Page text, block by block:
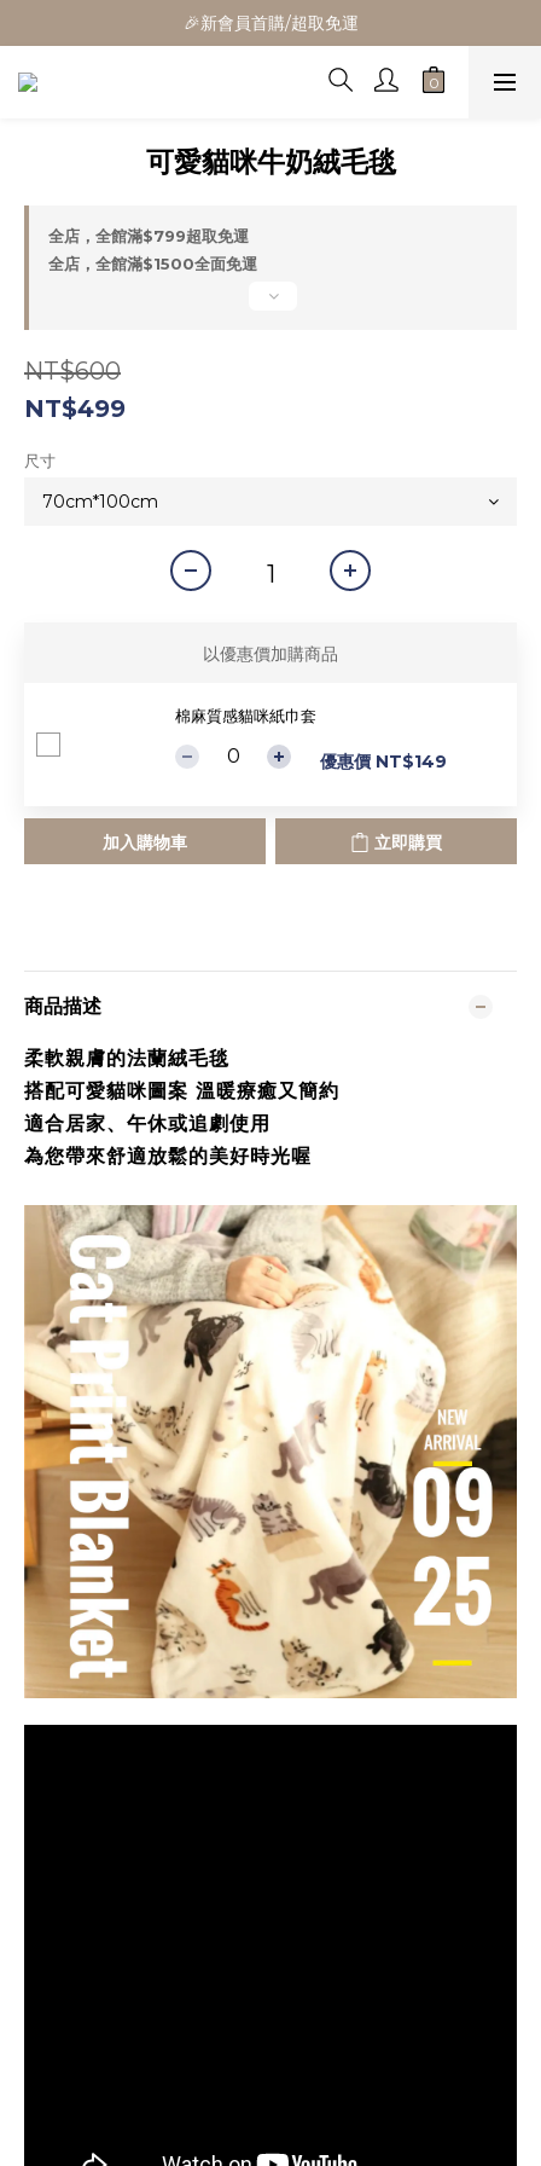
🎁全館消費滿1300立折100
🎉新會員首購/超取免運
🚛全館滿$799超取免運  $1500宅配免運
可愛貓咪牛奶絨毛毯
全店，全館滿$799超取免運
全店，全館滿$1500全面免運
NT$600
NT$499
尺寸
以優惠價加購商品
棉麻質感貓咪紙巾套
優惠價 NT$149
加入購物車 立即購買
商品描述
柔軟親膚的法蘭絨毛毯
搭配可愛貓咪圖案 溫暖療癒又簡約
適合居家、午休或追劇使用
為您帶來舒適放鬆的美好時光喔